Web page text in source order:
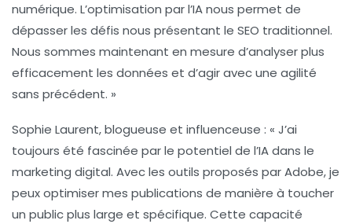
numérique. L’optimisation par l’IA nous permet de
dépasser les défis nous présentant le SEO traditionnel.
Nous sommes maintenant en mesure d’analyser plus
efficacement les données et d’agir avec une agilité
sans précédent. »
Sophie Laurent, blogueuse et influenceuse : « J’ai
toujours été fascinée par le potentiel de l’IAdans le
marketing digital. Avec les outils proposés par Adobe, je
peux optimiser mes publications de manière à toucher
un public plus large et spécifique. Cette capacité